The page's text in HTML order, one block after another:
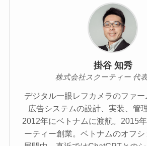
掛谷 知秀
株式会社スクーティー 代
デジタル一眼レフカメラのファー
広告システムの設計、実装、管
2012年にベトナムに渡航。2015
ーティー創業。ベトナムのオフ